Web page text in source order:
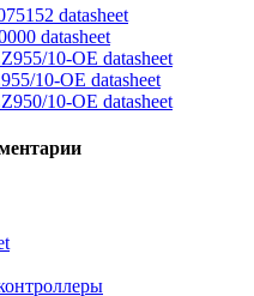
datasheet
datasheet
10-OE datasheet
10-OE datasheet
10-OE datasheet